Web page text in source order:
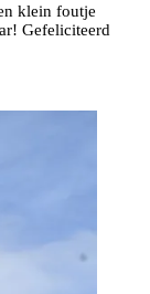
klein foutje
Gefeliciteerd